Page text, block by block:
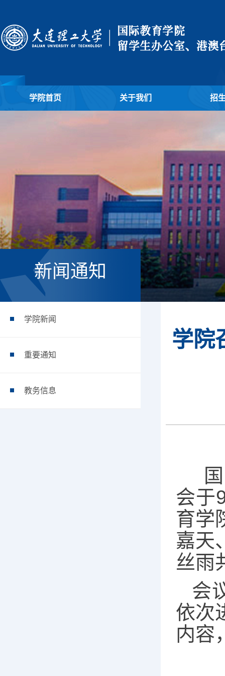
学院首页 关于我们 招
新闻通知
学院新闻
重要通知
教务信息
学院
会于
育学
嘉天
丝雨
会
依次
内容